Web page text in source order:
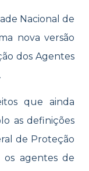
Nacional de
nova versão
dos Agentes
que ainda
as definições
de Proteção
agentes de